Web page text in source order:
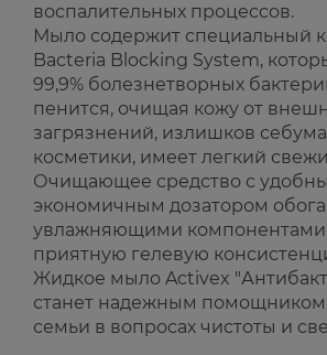
воспалительных процессов.
Мыло содержит специальный
Bacteria Blocking System,
99,9% болезнетворных
пенится, очищая кожу от
загрязнений, излишков себума
косметики, имеет легкий
Очищающее средство с
экономичным дозатором
увлажняющими компонентами
приятную гелевую
Жидкое мыло Activex
станет надежным помощником
семьи в вопросах чистоты и